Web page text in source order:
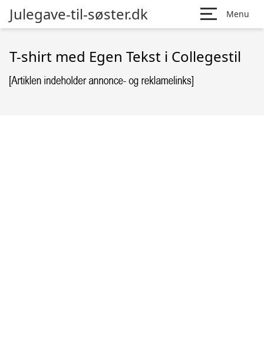
Julegave-til-søster.dk Menu
T-shirt med Egen Tekst i Collegestil